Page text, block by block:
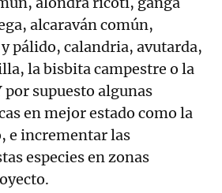
alcaraván común,
pálido, calandria, avutarda,
la bisbita campestre o la
supuesto algunas
en mejor estado como la
e incrementar las
especies en zonas